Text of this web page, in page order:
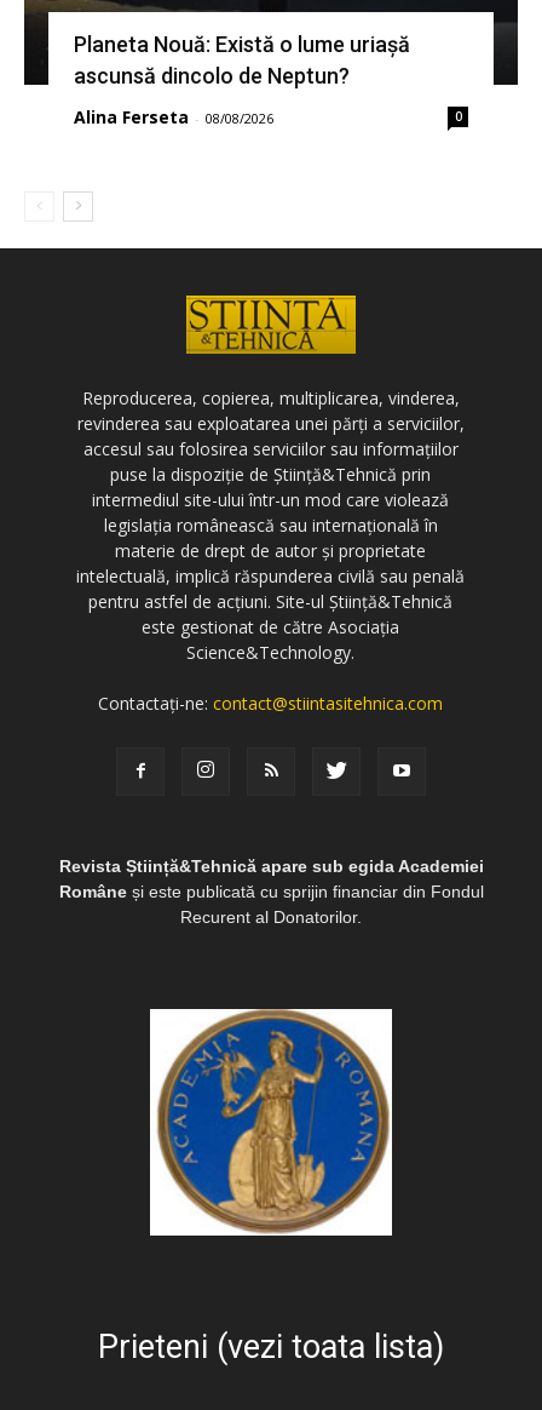
Planeta Nouă: Există o lume uriașă
ascunsă dincolo de Neptun?
Alina Ferseta - 08/08/2026 0
Reproducerea, copierea, multiplicarea, vinderea,
revinderea sau exploatarea unei părți a serviciilor,
accesul sau folosirea serviciilor sau informațiilor
puse la dispoziție de Știință&Tehnică prin
intermediul site-ului într-un mod care violează
legislația românească sau internațională în
materie de drept de autor și proprietate
intelectuală, implică răspunderea civilă sau penală
pentru astfel de acțiuni. Site-ul Știință&Tehnică
este gestionat de către Asociația
Science&Technology.
Contactați-ne:contact@stiintasitehnica.com
Revista Știință&Tehnică apare sub egida Academiei
Româneși este publicată cu sprijin financiar din Fondul
Recurent al Donatorilor.
Prieteni (vezi toata lista)